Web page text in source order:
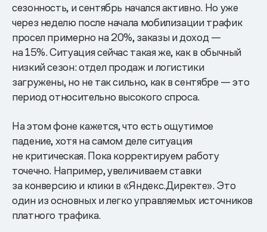
сезонность, и сентябрь начался активно. Но уже
через неделю после начала мобилизации трафик
просел примерно на 20%, заказы и доход —
на 15%. Ситуация сейчас такая же, как в обычный
низкий сезон: отдел продаж и логистики
загружены, но не так сильно, как в сентябре — это
период относительно высокого спроса.
На этом фоне кажется, что есть ощутимое
падение, хотя на самом деле ситуация
не критическая. Пока корректируем работу
точечно. Например, увеличиваем ставки
за конверсию и клики в «Яндекс.Директе». Это
один из основных и легко управляемых источников
платного трафика.